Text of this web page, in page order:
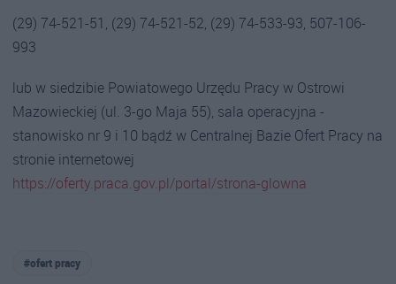
(29) 74-521-51, (29) 74-521-52, (29) 74-533-93, 507-106-
993
lub w siedzibie Powiatowego Urzędu Pracy w Ostrowi
Mazowieckiej (ul. 3-go Maja 55), sala operacyjna -
stanowisko nr 9 i 10 bądź w Centralnej Bazie Ofert Pracy na
stronie internetowej
https://oferty.praca.gov.pl/portal/strona-glowna
#ofert pracy